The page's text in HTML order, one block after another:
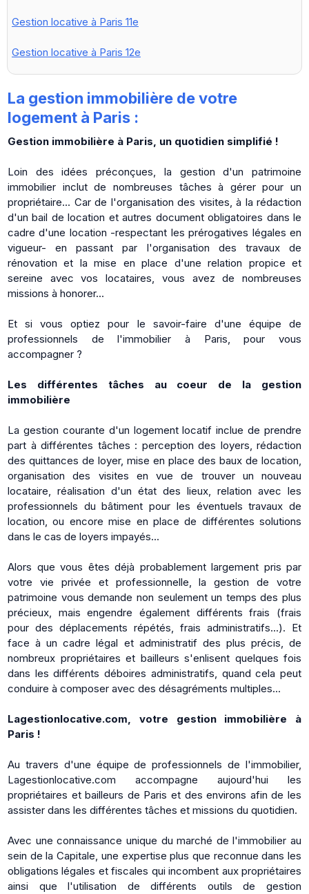
Gestion locative à Paris 11e
Gestion locative à Paris 12e
La gestion immobilière de votre
logement à Paris :
Gestion immobilière à Paris, un quotidien simplifié !
Loin des idées préconçues, la gestion d'un patrimoine
immobilier inclut de nombreuses tâches à gérer pour un
propriétaire... Car de l'organisation des visites, à la rédaction
d'un bail de location et autres document obligatoires dans le
cadre d'une location -respectant les prérogatives légales en
vigueur- en passant par l'organisation des travaux de
rénovation et la mise en place d'une relation propice et
sereine avec vos locataires, vous avez de nombreuses
missions à honorer...
Et si vous optiez pour le savoir-faire d'une équipe de
professionnels de l'immobilier à Paris, pour vous
accompagner ?
Les différentes tâches au coeur de la gestion
immobilière
La gestion courante d'un logement locatif inclue de prendre
part à différentes tâches : perception des loyers, rédaction
des quittances de loyer, mise en place des baux de location,
organisation des visites en vue de trouver un nouveau
locataire, réalisation d'un état des lieux, relation avec les
professionnels du bâtiment pour les éventuels travaux de
location, ou encore mise en place de différentes solutions
dans le cas de loyers impayés...
Alors que vous êtes déjà probablement largement pris par
votre vie privée et professionnelle, la gestion de votre
patrimoine vous demande non seulement un temps des plus
précieux, mais engendre également différents frais (frais
pour des déplacements répétés, frais administratifs...). Et
face à un cadre légal et administratif des plus précis, de
nombreux propriétaires et bailleurs s'enlisent quelques fois
dans les différents déboires administratifs, quand cela peut
conduire à composer avec des désagréments multiples...
Lagestionlocative.com, votre gestion immobilière à
Paris !
Au travers d'une équipe de professionnels de l'immobilier,
Lagestionlocative.com accompagne aujourd'hui les
propriétaires et bailleurs de Paris et des environs afin de les
assister dans les différentes tâches et missions du quotidien.
Avec une connaissance unique du marché de l'immobilier au
sein de la Capitale, une expertise plus que reconnue dans les
obligations légales et fiscales qui incombent aux propriétaires
ainsi que l'utilisation de différents outils de gestion